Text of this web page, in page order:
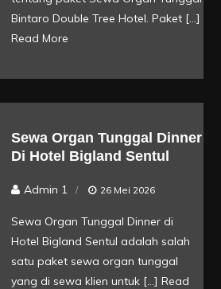
Bintaro Double Tree Hotel. Paket […]
Read More
Sewa Organ Tunggal Dinner
Di Hotel Bigland Sentul
Admin 1 26 Mei 2026
Sewa Organ Tunggal Dinner di
Hotel Bigland Sentul adalah salah
satu paket sewa organ tunggal
yang di sewa klien untuk […] Read